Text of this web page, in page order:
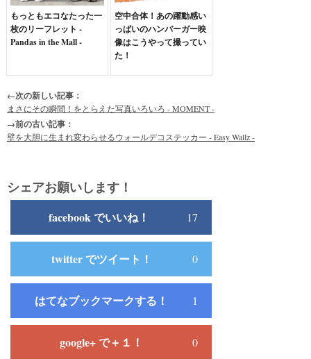
もっともエコなたった一
枚のリーフレット -
Pandas in the Mall -
空中合体！あの躍動感い
っぱいのハンバーガー映
像はこうやって撮ってい
た！
←次の新しい記事：
まさにその瞬間！をとらえた写真いろいろ - MOMENT -
→前の古い記事：
壁を大胆に生まれ変わらせるウォールデコステッカー - Easy Wallz -
シェアお願いします！
facebook でいいね！ 17
twitter でツイート！ 0
はてなブックマークする！ 1
google+ で＋１！ 0